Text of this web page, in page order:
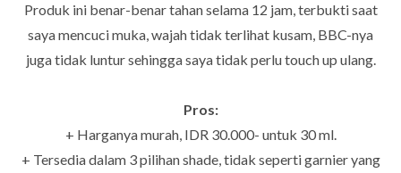
Produk ini benar-benar tahan selama 12 jam, terbukti saat
saya mencuci muka, wajah tidak terlihat kusam, BBC-nya
juga tidak luntur sehingga saya tidak perlu touch up ulang.
Pros:
+ Harganya murah, IDR 30.000- untuk 30 ml.
+ Tersedia dalam 3 pilihan shade, tidak seperti garnier yang